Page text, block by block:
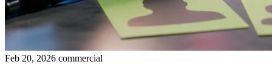
Feb 20, 2026 commercial